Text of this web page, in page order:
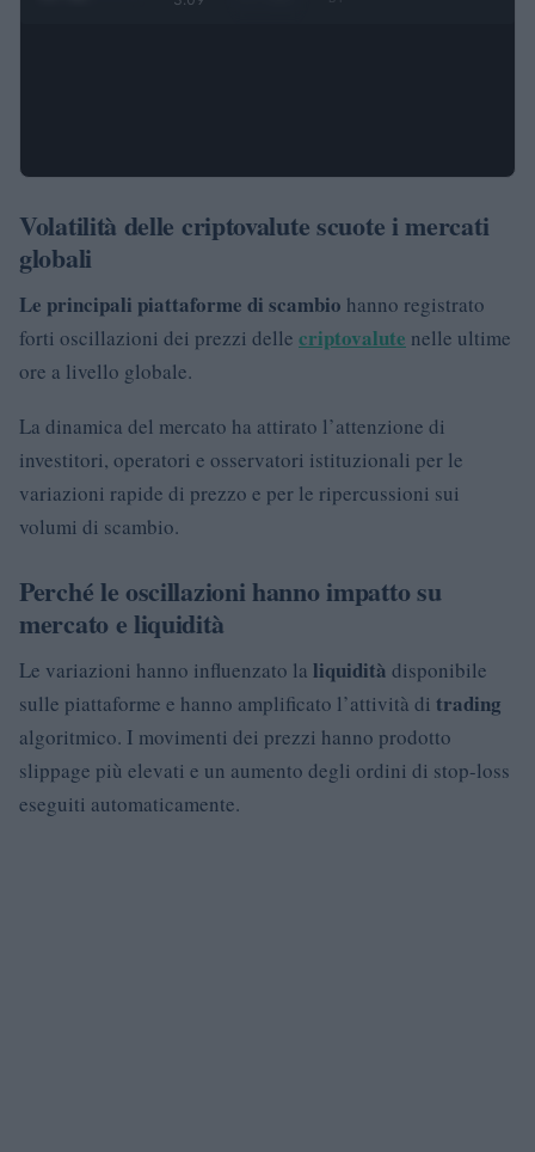
Volatilità delle criptovalute scuote i mercati
globali
Le principali piattaforme di scambio hanno registrato
forti oscillazioni dei prezzi delle criptovalute nelle ultime
ore a livello globale.
La dinamica del mercato ha attirato l’attenzione di
investitori, operatori e osservatori istituzionali per le
variazioni rapide di prezzo e per le ripercussioni sui
volumi di scambio.
Perché le oscillazioni hanno impatto su
mercato e liquidità
Le variazioni hanno influenzato la liquidità disponibile
sulle piattaforme e hanno amplificato l’attività di trading
algoritmico. I movimenti dei prezzi hanno prodotto
slippage più elevati e un aumento degli ordini di stop-loss
eseguiti automaticamente.